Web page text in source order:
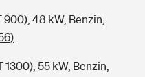
900), 48 kW, Benzin,
55 kW, Benzin,